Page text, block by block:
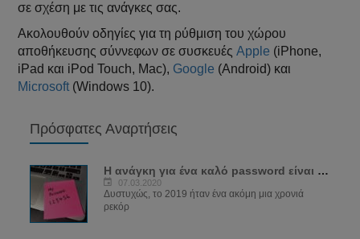
σε σχέση με τις ανάγκες σας.
Ακολουθούν οδηγίες για τη ρύθμιση του χώρου
αποθήκευσης σύννεφων σε συσκευέςApple (iPhone,
iPad και iPod Touch, Mac), Google (Android) και
Microsoft (Windows 10).
Πρόσφατες Αναρτήσεις
Η ανάγκη για ένα καλό password είναι πιο...
07.03.2020
Δυστυχώς, το 2019 ήταν ένα ακόμη μια χρονιά
ρεκόρ